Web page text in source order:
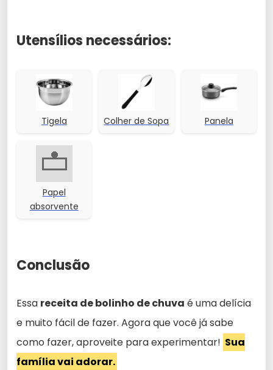
Utensílios necessários:
Tigela Colher de Sopa Panela
Papel
absorvente
Conclusão
Essa receita de bolinho de chuva é uma delícia
e muito fácil de fazer. Agora que você já sabe
como fazer, aproveite para experimentar! Sua
família vai adorar.